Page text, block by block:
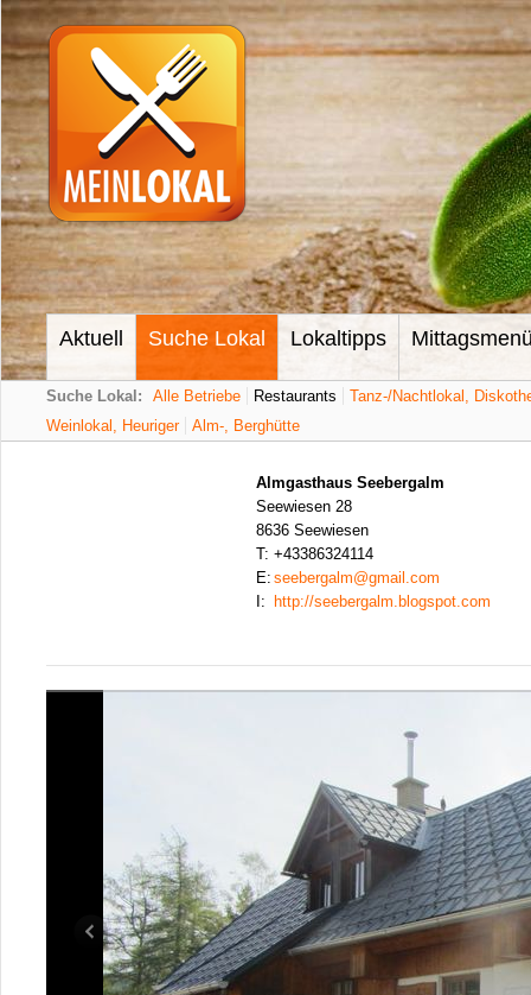
Aktuell Suche Lokal Lokaltipps
Suche Lokal: Alle Betriebe Restaurants
Tanz-/Nachtlokal,
Weinlokal, Heuriger
Alm-, Berghütte
Almgasthaus Seebergalm
Seewiesen 28
8636 Seewiesen
T: +43386324114
E: seebergalm@gmail.com
I:
http://seebergalm.blogspot.com